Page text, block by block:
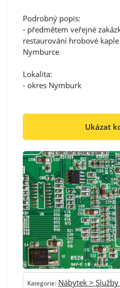
Podrobný popis:
- předmětem veřejné
restaurování hrobové
Nymburce
Lokalita:
- okres Nymburk
Ukázat
Kategorie: Nábytek >